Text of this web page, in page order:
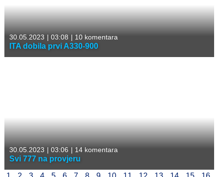
30.05.2023 | 03:08 | 10 komentara
ITA dobila prvi A330-900
30.05.2023 | 03:06 | 14 komentara
Svi 777 na provjeru